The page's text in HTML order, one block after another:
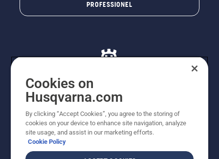
PROFESSIONEL
viste priser er vejledende udsalgspriser. Der tages
forbehold for stave- og trykfejl samt prisændringer. Vi
stræber efter at have så nøjagtige oplysningerne på
dette websted som muligt. Alle anførte priser er
vejledende udsalgspriser (inkl. moms), medmindre
Cookies on
Husqvarna.com
By clicking “Accept Cookies”, you agree to the storing of
cookies on your device to enhance site navigation, analyze
site usage, and assist in our marketing efforts.
Cookie Policy